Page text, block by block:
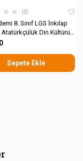
★ ★ 0
8. Sınıf LGS İnkılap
Atatürkçülük Din Kültürü
Bilgisi Poster Notları
Sepete Ekle